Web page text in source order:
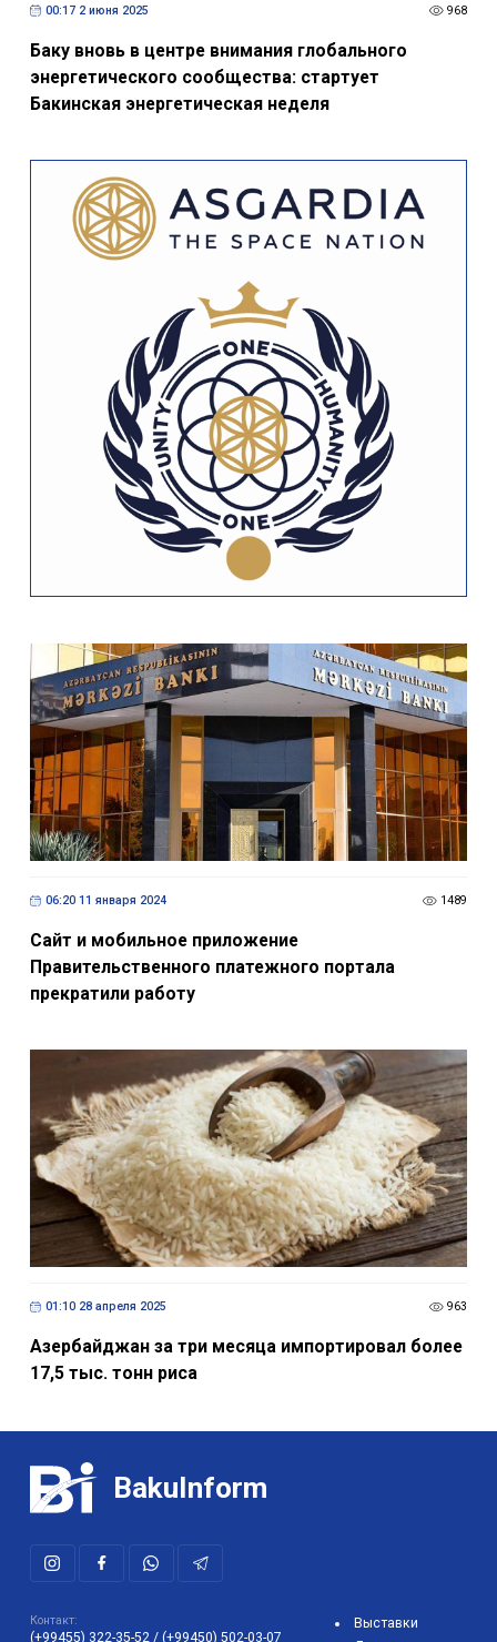
00:17 2 июня 2025 968
Баку вновь в центре внимания глобального
энергетического сообщества: стартует
Бакинская энергетическая неделя
06:20 11 января 2024 1489
Cайт и мобильное приложение
Правительственного платежного портала
прекратили работу
01:10 28 апреля 2025 963
Азербайджан за три месяца импортировал более
17,5 тыс. тонн риса
BakuInform
Контакт:
(+99455) 322-35-52 / (+99450) 502-03-07
Выставки